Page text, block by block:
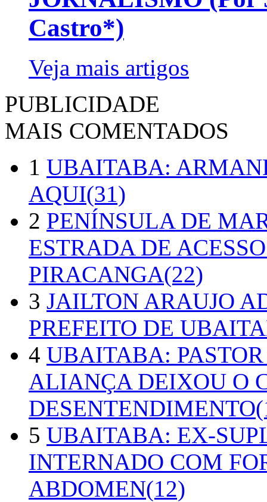
Castro*)
Veja mais artigos
PUBLICIDADE
MAIS COMENTADOS
1 UBAITABA:
AQUI(31)
2 PENÍNSULA DE
ESTRADA DE
PIRACANGA(22)
3 JAILTON ARAUJO
PREFEITO DE
4 UBAITABA:
ALIANÇA DEIXOU O
5 UBAITABA: EX-
INTERNADO COM
ABDOMEN(12)